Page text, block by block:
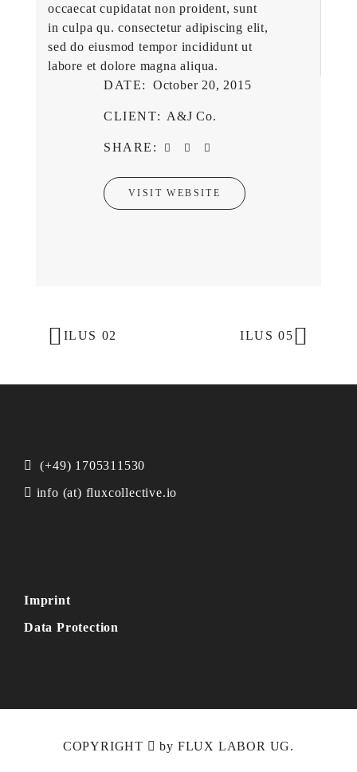
occaecat cupidatat non proident, sunt
in culpa qu. consectetur adipiscing elit,
sed do eiusmod tempor incididunt ut
labore et dolore magna aliqua.
DATE:
October 20, 2015
CLIENT: A&J Co.
SHARE:
VISIT WEBSITE
PORTFOLIO
ILUS 02 ILUS 05
(+49) 1705311530
info (at) fluxcollective.io
Imprint
Data Protection
COPYRIGHT by FLUX LABOR UG.